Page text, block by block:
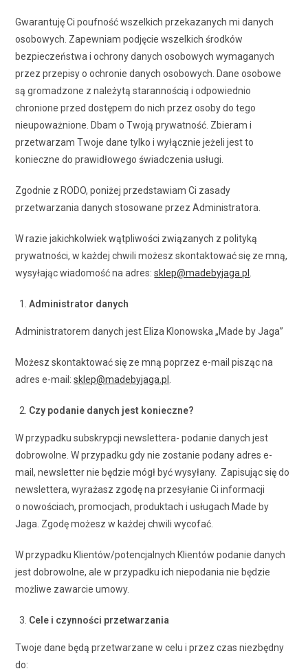
Gwarantuję Ci poufność wszelkich przekazanych mi danych
osobowych. Zapewniam podjęcie wszelkich środków
bezpieczeństwa i ochrony danych osobowych wymaganych
przez przepisy o ochronie danych osobowych. Dane osobowe
są gromadzone z należytą starannością i odpowiednio
chronione przed dostępem do nich przez osoby do tego
nieupoważnione. Dbam o Twoją prywatność. Zbieram i
przetwarzam Twoje dane tylko i wyłącznie jeżeli jest to
konieczne do prawidłowego świadczenia usługi.
Zgodnie z RODO, poniżej przedstawiam Ci zasady
przetwarzania danych stosowane przez Administratora.
W razie jakichkolwiek wątpliwości związanych z polityką
prywatności, w każdej chwili możesz skontaktować się ze mną,
wysyłając wiadomość na adres:sklep@madebyjaga.pl
Administrator danych
Administratorem danych jest Eliza Klonowska „Made by Jaga”
Możesz skontaktować się ze mną poprzez e-mail pisząc na
adres e-mail:sklep@madebyjaga.pl
Czy podanie danych jest konieczne?
W przypadku subskrypcji newslettera- podanie danych jest
dobrowolne. W przypadku gdy nie zostanie podany adres e-
mail, newsletter nie będzie mógł być wysyłany. Zapisując się do
newslettera, wyrażasz zgodę na przesyłanie Ci informacji
o nowościach, promocjach, produktach i usługach Made by
Jaga. Zgodę możesz w każdej chwili wycofać.
W przypadku Klientów/potencjalnych Klientów podanie danych
jest dobrowolne, ale w przypadku ich niepodania nie będzie
możliwe zawarcie umowy.
Cele i czynności przetwarzania
Twoje dane będą przetwarzane w celu i przez czas niezbędny
do: